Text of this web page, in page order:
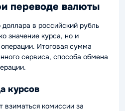
переводе валюты
в российский рубль
значение курса, но и
Итоговая сумма
сервиса, способа обмена
курсов
комиссии за